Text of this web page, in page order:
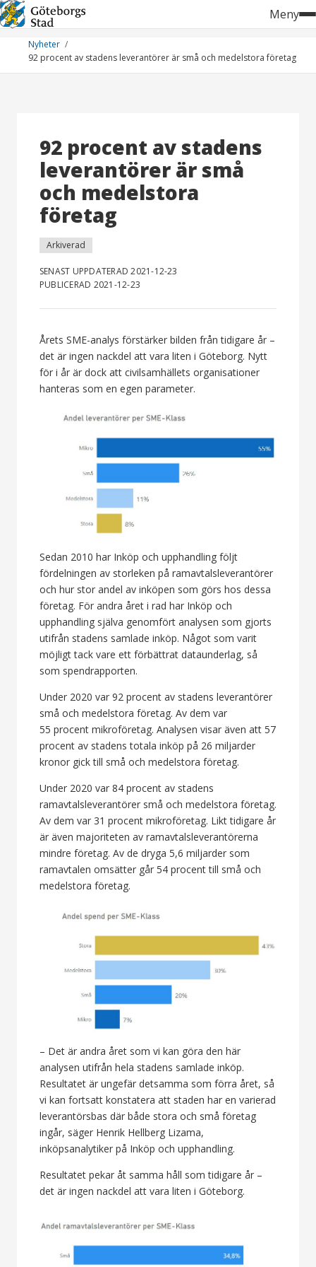
Hoppa
till
innehåll
Meny
Nyheter
92 procent av stadens leverantörer är små och medelstora företag
92 procent av stadens
leverantörer är små
och medelstora
företag
Arkiverad
SENAST UPPDATERAD 2021-12-23
PUBLICERAD 2021-12-23
Årets SME-analys förstärker bilden från tidigare år –
det är ingen nackdel att vara liten i Göteborg. Nytt
för i år är dock att civilsamhällets organisationer
hanteras som en egen parameter.
Sedan 2010 har Inköp och upphandling följt
fördelningen av storleken på ramavtalsleverantörer
och hur stor andel av inköpen som görs hos dessa
företag. För andra året i rad har Inköp och
upphandling själva genomfört analysen som gjorts
utifrån stadens samlade inköp. Något som varit
möjligt tack vare ett förbättrat dataunderlag, så
som spendrapporten.
Under 2020 var 92 procent av stadens leverantörer
små och medelstora företag. Av dem var
55 procent mikroföretag. Analysen visar även att 57
procent av stadens totala inköp på 26 miljarder
kronor gick till små och medelstora företag.
Under 2020 var 84 procent av stadens
ramavtalsleverantörer små och medelstora företag.
Av dem var 31 procent mikroföretag. Likt tidigare år
är även majoriteten av ramavtalsleverantörerna
mindre företag. Av de dryga 5,6 miljarder som
ramavtalen omsätter går 54 procent till små och
medelstora företag.
– Det är andra året som vi kan göra den här
analysen utifrån hela stadens samlade inköp.
Resultatet är ungefär detsamma som förra året, så
vi kan fortsatt konstatera att staden har en varierad
leverantörsbas där både stora och små företag
ingår, säger Henrik Hellberg Lizama,
inköpsanalytiker på Inköp och upphandling.
Resultatet pekar åt samma håll som tidigare år –
det är ingen nackdel att vara liten i Göteborg.